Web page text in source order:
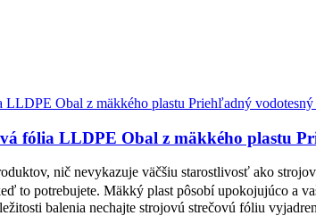
fólia LLDPE Obal z mäkkého plastu
nič nevykazuje väčšiu starostlivosť ako
to potrebujete. Mäkký plast pôsobí upokojujúco a
balenia nechajte strojovú strečovú fóliu